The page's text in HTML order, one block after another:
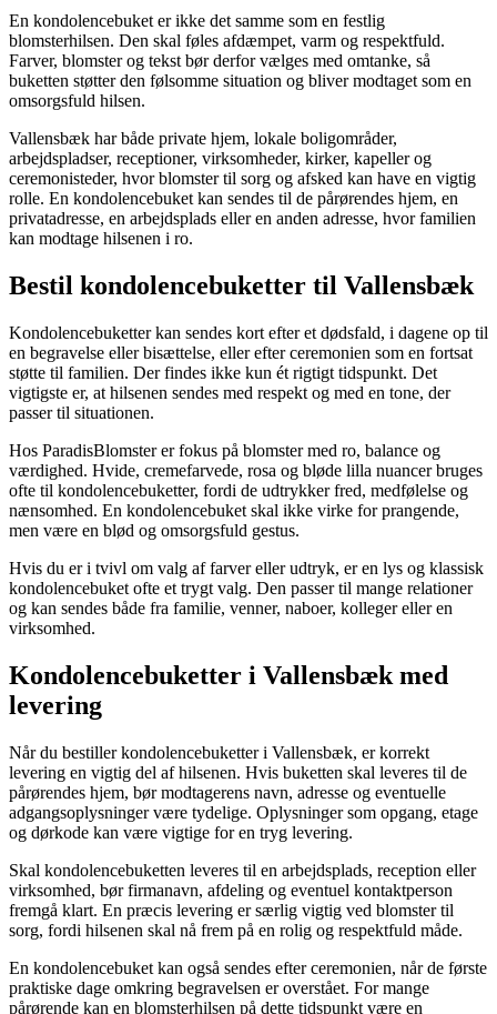
En kondolencebuket er ikke det samme som en festlig
blomsterhilsen. Den skal føles afdæmpet, varm og respektfuld.
Farver, blomster og tekst bør derfor vælges med omtanke, så
buketten støtter den følsomme situation og bliver modtaget som en
omsorgsfuld hilsen.
Vallensbæk har både private hjem, lokale boligområder,
arbejdspladser, receptioner, virksomheder, kirker, kapeller og
ceremonisteder, hvor blomster til sorg og afsked kan have en vigtig
rolle. En kondolencebuket kan sendes til de pårørendes hjem, en
privatadresse, en arbejdsplads eller en anden adresse, hvor familien
kan modtage hilsenen i ro.
Bestil kondolencebuketter til Vallensbæk
Kondolencebuketter kan sendes kort efter et dødsfald, i dagene op til
en begravelse eller bisættelse, eller efter ceremonien som en fortsat
støtte til familien. Der findes ikke kun ét rigtigt tidspunkt. Det
vigtigste er, at hilsenen sendes med respekt og med en tone, der
passer til situationen.
Hos ParadisBlomster er fokus på blomster med ro, balance og
værdighed. Hvide, cremefarvede, rosa og bløde lilla nuancer bruges
ofte til kondolencebuketter, fordi de udtrykker fred, medfølelse og
nænsomhed. En kondolencebuket skal ikke virke for prangende,
men være en blød og omsorgsfuld gestus.
Hvis du er i tvivl om valg af farver eller udtryk, er en lys og klassisk
kondolencebuket ofte et trygt valg. Den passer til mange relationer
og kan sendes både fra familie, venner, naboer, kolleger eller en
virksomhed.
Kondolencebuketter i Vallensbæk med
levering
Når du bestiller kondolencebuketter i Vallensbæk, er korrekt
levering en vigtig del af hilsenen. Hvis buketten skal leveres til de
pårørendes hjem, bør modtagerens navn, adresse og eventuelle
adgangsoplysninger være tydelige. Oplysninger som opgang, etage
og dørkode kan være vigtige for en tryg levering.
Skal kondolencebuketten leveres til en arbejdsplads, reception eller
virksomhed, bør firmanavn, afdeling og eventuel kontaktperson
fremgå klart. En præcis levering er særlig vigtig ved blomster til
sorg, fordi hilsenen skal nå frem på en rolig og respektfuld måde.
En kondolencebuket kan også sendes efter ceremonien, når de første
praktiske dage omkring begravelsen er overstået. For mange
pårørende kan en blomsterhilsen på dette tidspunkt være en